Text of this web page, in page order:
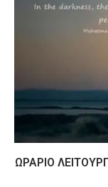
ΩΡΆΡΙΟ